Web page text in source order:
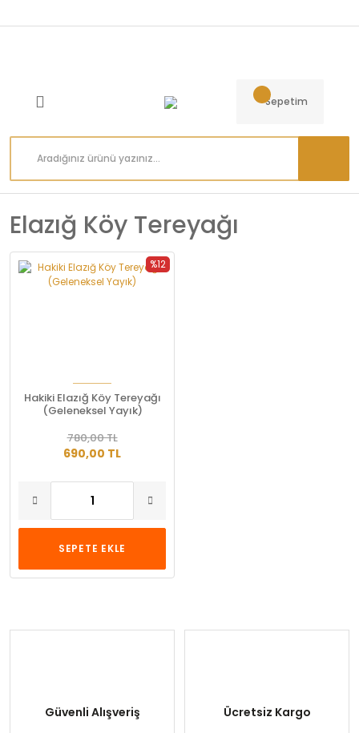
Sepetim
Elazığ Köy Tereyağı
%12
Hakiki Elazığ Köy Tereyağı
(Geleneksel Yayık)
690,00 TL
780,00 TL
SEPETE EKLE
Güvenli Alışveriş Ücretsiz Kargo